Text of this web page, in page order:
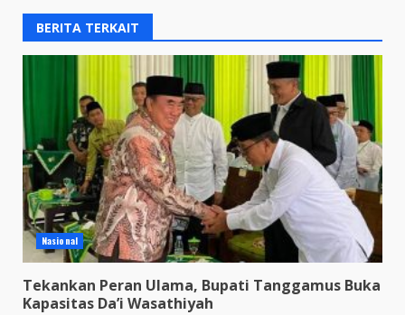
BERITA TERKAIT
Nasional
Tekankan Peran Ulama, Bupati Tanggamus Buka
Kapasitas Da’i Wasathiyah